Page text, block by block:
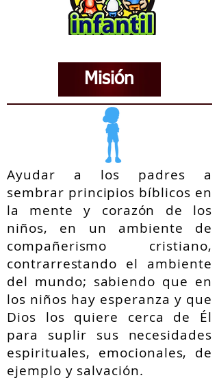
Misión
Ayudar a los padres a
sembrar principios bíblicos en
la mente y corazón de los
niños, en un ambiente de
compañerismo cristiano,
contrarrestando el ambiente
del mundo; sabiendo que en
los niños hay esperanza y que
Dios los quiere cerca de Él
para suplir sus necesidades
espirituales, emocionales, de
ejemplo y salvación.